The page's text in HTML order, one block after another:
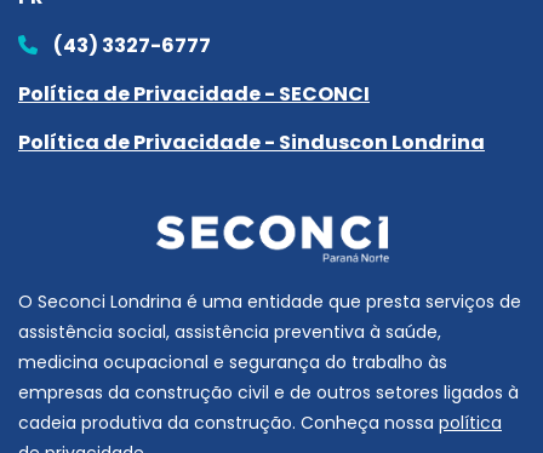
(43) 3327-6777
Política de Privacidade - SECONCI
Política de Privacidade - Sinduscon Londrina
O Seconci Londrina é uma entidade que presta serviços de
assistência social, assistência preventiva à saúde,
medicina ocupacional e segurança do trabalho às
empresas da construção civil e de outros setores ligados à
cadeia produtiva da construção. Conheça nossa política